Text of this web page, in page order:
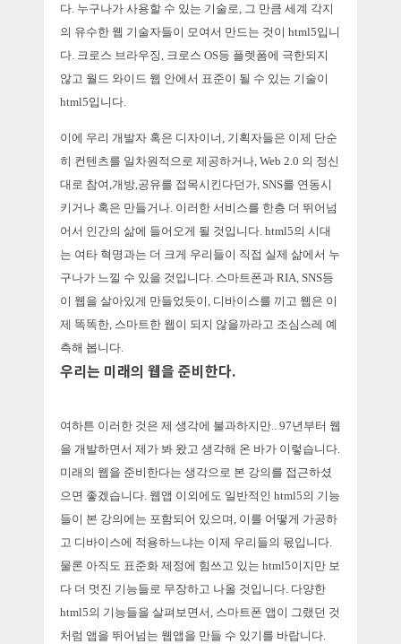
다. 누구나가 사용할 수 있는 기술로, 그 만큼 세계 각지
의 유수한 웹 기술자들이 모여서 만드는 것이 html5입니
다. 크로스 브라우징, 크로스 OS등 플렛폼에 극한되지
않고 월드 와이드 웹 안에서 표준이 될 수 있는 기술이
html5입니다.
이에 우리 개발자 혹은 디자이너, 기획자들은 이제 단순
히 컨텐츠를 일차원적으로 제공하거나, Web 2.0 의 정신
대로 참여,개방,공유를 접목시킨다던가, SNS를 연동시
키거나 혹은 만들거나. 이러한 서비스를 한층 더 뛰어넘
어서 인간의 삶에 들어오게 될 것입니다. html5의 시대
는 여타 혁명과는 더 크게 우리들이 직접 실제 삶에서 누
구나가 느낄 수 있을 것입니다. 스마트폰과 RIA, SNS등
이 웹을 살아있게 만들었듯이, 디바이스를 끼고 웹은 이
제 똑똑한, 스마트한 웹이 되지 않을까라고 조심스레 예
측해 봅니다.
우리는 미래의 웹을 준비한다.
여하튼 이러한 것은 제 생각에 불과하지만.. 97년부터 웹
을 개발하면서 제가 봐 왔고 생각해 온 바가 이렇습니다.
미래의 웹을 준비한다는 생각으로 본 강의를 접근하셨
으면 좋겠습니다. 웹앱 이외에도 일반적인 html5의 기능
들이 본 강의에는 포함되어 있으며, 이를 어떻게 가공하
고 디바이스에 적용하느냐는 이제 우리들의 몫입니다.
물론 아직도 표준화 제정에 힘쓰고 있는 html5이지만 보
다 더 멋진 기능들로 무장하고 나올 것입니다. 다양한
html5의 기능들을 살펴보면서, 스마트폰 앱이 그랬던 것
처럼 앱을 뛰어넘는 웹앱을 만들 수 있기를 바랍니다.